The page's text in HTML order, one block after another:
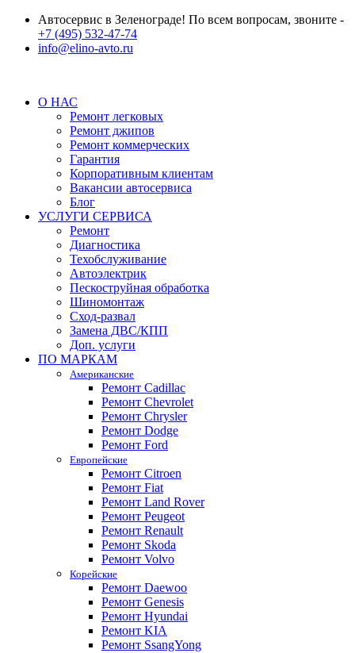
Автосервис в Зеленограде! По всем вопросам, звоните -
+7 (495) 532-47-74
info@elino-avto.ru
О НАС
Ремонт легковых
Ремонт джипов
Ремонт коммерческих
Гарантия
Корпоративным клиентам
Вакансии автосервиса
Блог
УСЛУГИ СЕРВИСА
Ремонт
Диагностика
Техобслуживание
Автоэлектрик
Пескоструйная обработка
Шиномонтаж
Сход-развал
Замена ДВС/КПП
Доп. услуги
ПО МАРКАМ
Американские
Ремонт Cadillac
Ремонт Chevrolet
Ремонт Chrysler
Ремонт Dodge
Ремонт Ford
Европейские
Ремонт Citroen
Ремонт Fiat
Ремонт Land Rover
Ремонт Peugeot
Ремонт Renault
Ремонт Skoda
Ремонт Volvo
Корейские
Ремонт Daewoo
Ремонт Genesis
Ремонт Hyundai
Ремонт KIA
Ремонт SsangYong